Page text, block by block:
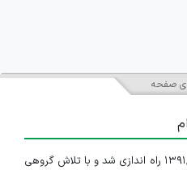
صفحه
سایت ایران استخدام در تاریخ ۱۳۹۱/۱/۱۰ راه اندازی شد و با تلاش گروهی